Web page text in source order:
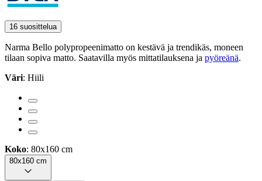
16 suosittelua
Narma Bello polypropeenimatto on kestävä ja trendikäs, moneen
tilaan sopiva matto. Saatavilla myös mittatilauksena ja pyöreänä.
Väri: Hiili
Koko: 80x160 cm
80x160 cm